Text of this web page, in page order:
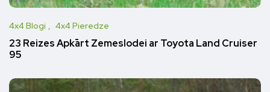
4x4 Blogi 4x4 Pieredze
23 Reizes Apkārt Zemeslodei ar Toyota Land Cruiser
95